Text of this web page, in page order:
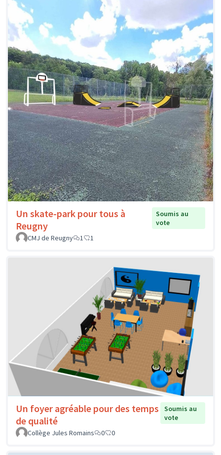
Un skate-park pour tous à
Reugny
Soumis au
vote
CMJ de Reugny
1 1
Un foyer agréable pour des temps
de qualité
Soumis au
vote
Collège Jules Romains
0 0